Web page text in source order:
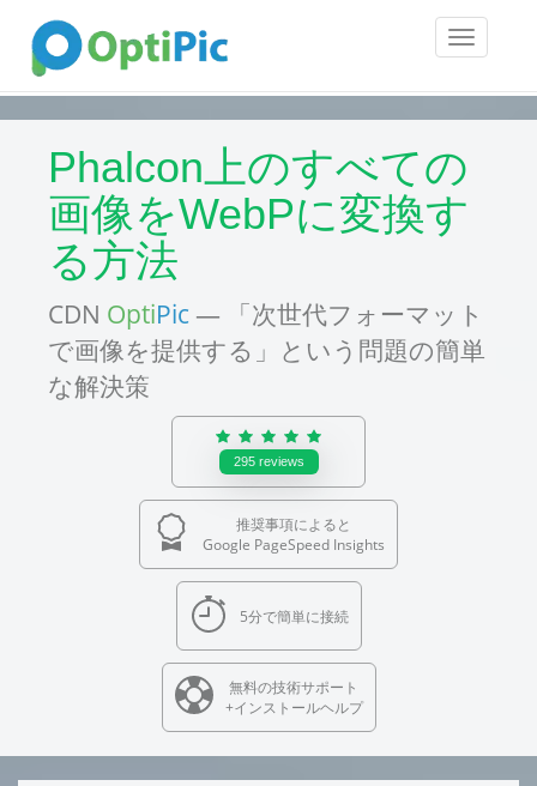
Toggle
Phalcon上のすべての
画像をWebPに変換す
る方法
CDN OptiPic — 「次世代フォーマット
で画像を提供する」という問題の簡単
な解決策
295 reviews
推奨事項によると
Google PageSpeed Insights
5分で簡単に接続
無料の技術サポート
+インストールヘルプ